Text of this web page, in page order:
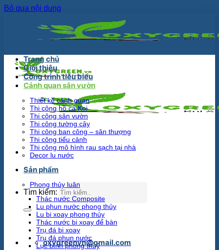
Bỏ qua nội dung
Tìm kiếm:
oxygreenvn@gmail.com
Trang chủ
Giới thiệu
Công trình tiêu biểu
Cảnh quan sân vườn
Thiết kế cảnh quan
Thi công hồ cá Koi
Thi công sân vườn
Thi công tường cây
Thi công ban công – sân thượng
Thi công tiểu cảnh
Thi công mô hình rau sạch tại nhà
Decor lu nước
Sản phẩm
Phong thủy luân
Thác nước Composite
Lu phun nước phong thủy
Lu bi xoay phong thủy
Thác nước bi xoay để bàn
Trụ đá bi xoay
Trụ đá phun nước
Lục bình phong thuỷ